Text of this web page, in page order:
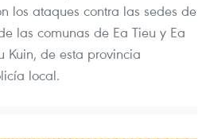
los ataques contra las sedes de
las comunas de Ea Tieu y Ea
Kuin, de esta provincia
local.